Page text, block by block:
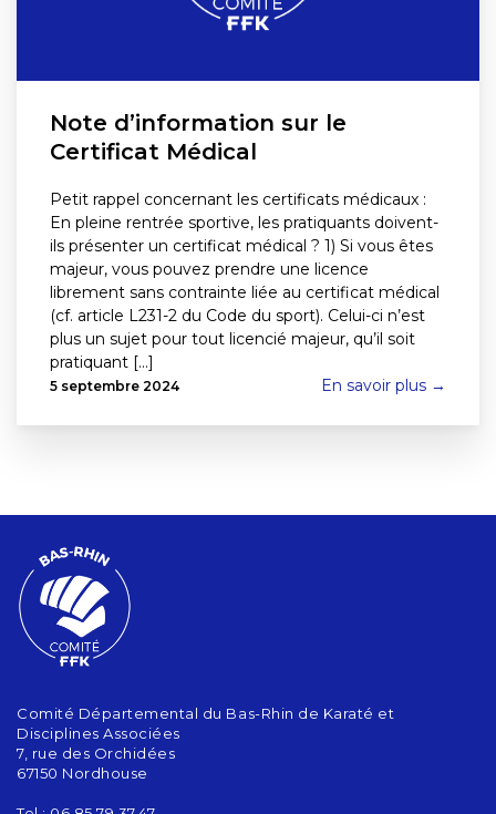
Note d’information sur le
Certificat Médical
Petit rappel concernant les certificats médicaux :
En pleine rentrée sportive, les pratiquants doivent-
ils présenter un certificat médical ? 1) Si vous êtes
majeur, vous pouvez prendre une licence
librement sans contrainte liée au certificat médical
(cf. article L231-2 du Code du sport). Celui-ci n’est
plus un sujet pour tout licencié majeur, qu’il soit
pratiquant [...]
5 septembre 2024 En savoir plus →
Comité Départemental du Bas-Rhin de Karaté et
Disciplines Associées
7, rue des Orchidées
67150 Nordhouse